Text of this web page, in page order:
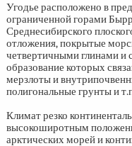
Угодье расположено в
ограниченной горами
Среднесибирского
отложения, покрытые
четвертичными глинами и
образование которых
мерзлоты и
полигональные грунты и
Климат резко
высокоширотным
арктических морей и